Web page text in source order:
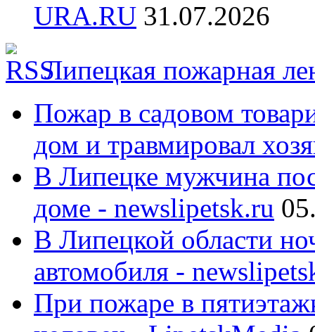
URA.RU 31.07.2026
Липецкая пожарная
Пожар в садовом
дом и травмировал
В Липецке мужчина
доме - newslipetsk.ru
В Липецкой области
автомобиля -
При пожаре в